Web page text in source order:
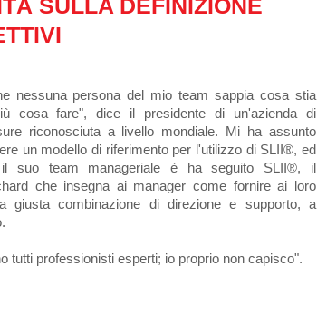
SULLA DEFINIZIONE
nessuna persona del mio team sappia cosa stia
cosa fare", dice il presidente di un'azienda di
riconosciuta a livello mondiale. Mi ha assunto
un modello di riferimento per l'utilizzo di SLII®, ed
suo team manageriale è ha seguito SLII®, il
che insegna ai manager come fornire ai loro
giusta combinazione di direzione e supporto, a
tutti professionisti esperti; io proprio non capisco".